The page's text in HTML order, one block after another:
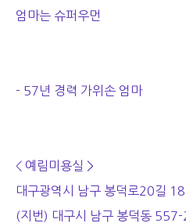
엄마는 슈퍼우먼
- 57년 경력 가위손 엄마
< 예림미용실 >
대구광역시 남구 봉덕로20길 18
(지번) 대구시 남구 봉덕동